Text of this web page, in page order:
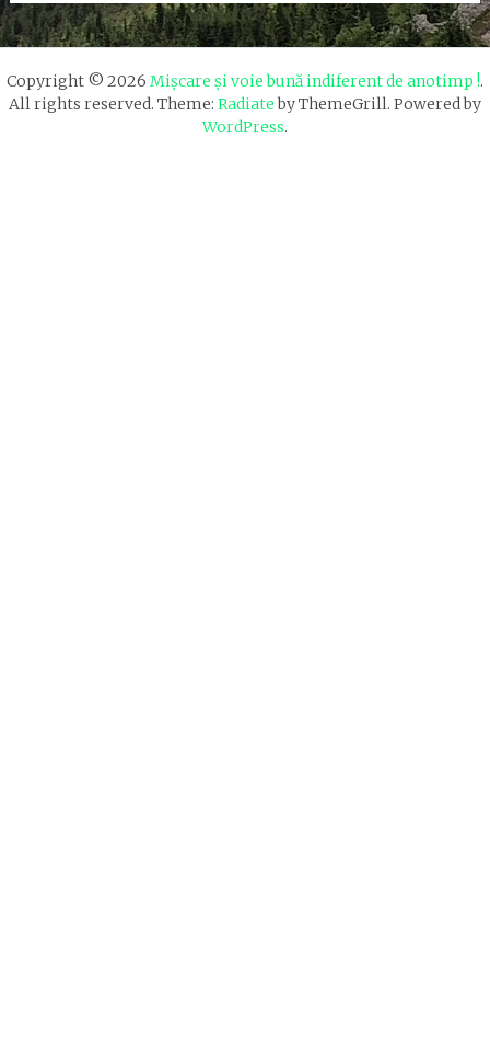
Copyright © 2026 Mișcare și voie bună indiferent de anotimp !.
All rights reserved. Theme: Radiateby ThemeGrill. Powered by
WordPress.